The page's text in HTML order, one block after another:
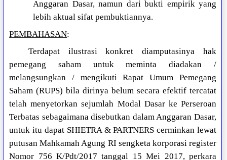
Anggaran Dasar, namun dari bukti empirik yang
lebih aktual sifat pembuktiannya.
PEMBAHASAN:
Terdapat ilustrasi konkret diamputasinya hak
pemegang saham untuk meminta diadakan /
melangsungkan / mengikuti Rapat Umum Pemegang
Saham (RUPS) bila dirinya belum secara efektif tercatat
telah menyetorkan sejumlah Modal Dasar ke Perseroan
Terbatas sebagaimana disebutkan dalam Anggaran Dasar,
untuk itu dapat SHIETRA & PARTNERS cerminkan lewat
putusan Mahkamah Agung RI sengketa korporasi register
Nomor 756 K/Pdt/2017 tanggal 15 Mei 2017, perkara